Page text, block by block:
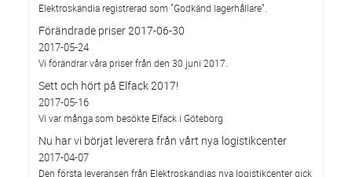
Elektroskandia registrerad som ”Godkänd lagerhållare”.
Förändrade priser 2017-06-30
2017-05-24
Vi förändrar våra priser från den 30 juni 2017.
Sett och hört på Elfack 2017!
2017-05-16
Vi var många som besökte Elfack i Göteborg
Nu har vi börjat leverera från vårt nya logistikcenter
2017-04-07
Den första leveransen från Elektroskandias nya logistikcenter gick